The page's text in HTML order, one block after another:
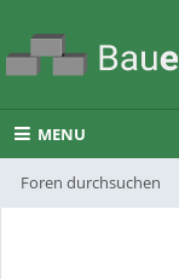
MENU
Foren durchsuchen